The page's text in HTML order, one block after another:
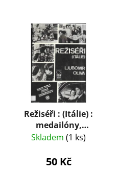
Režiséři : (Itálie) :
medailóny,
filmografie,
Skladem (1 ks)
50 Kč